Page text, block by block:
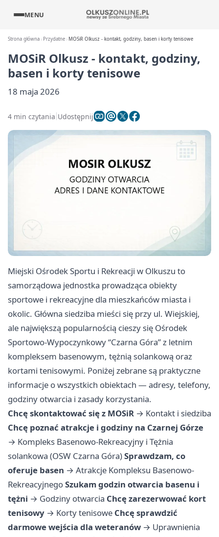
MENU
Strona główna Przydatne MOSiR Olkusz - kontakt, godziny, basen i korty tenisowe
MOSiR Olkusz - kontakt, godziny,
basen i korty tenisowe
18 maja 2026
4 min czytania Udostępnij
Miejski Ośrodek Sportu i Rekreacji w Olkuszu to
samorządowa jednostka prowadząca obiekty
sportowe i rekreacyjne dla mieszkańców miasta i
okolic. Główna siedziba mieści się przy ul. Wiejskiej,
ale największą popularnością cieszy się Ośrodek
Sportowo-Wypoczynkowy “Czarna Góra” z letnim
kompleksem basenowym, tężnią solankową oraz
kortami tenisowymi. Poniżej zebrane są praktyczne
informacje o wszystkich obiektach — adresy, telefony,
godziny otwarcia i zasady korzystania.
Chcę skontaktować się z MOSiR → Kontakt i siedziba
Chcę poznać atrakcje i godziny na Czarnej Górze
→ Kompleks Basenowo-Rekreacyjny i Tężnia
solankowa (OSW Czarna Góra)Sprawdzam, co
oferuje basen → Atrakcje Kompleksu Basenowo-
RekreacyjnegoSzukam godzin otwarcia basenu i
tężni → Godziny otwarcia Chcę zarezerwować kort
tenisowy → Korty tenisowe Chcę sprawdzić
darmowe wejścia dla weteranów → Uprawnienia